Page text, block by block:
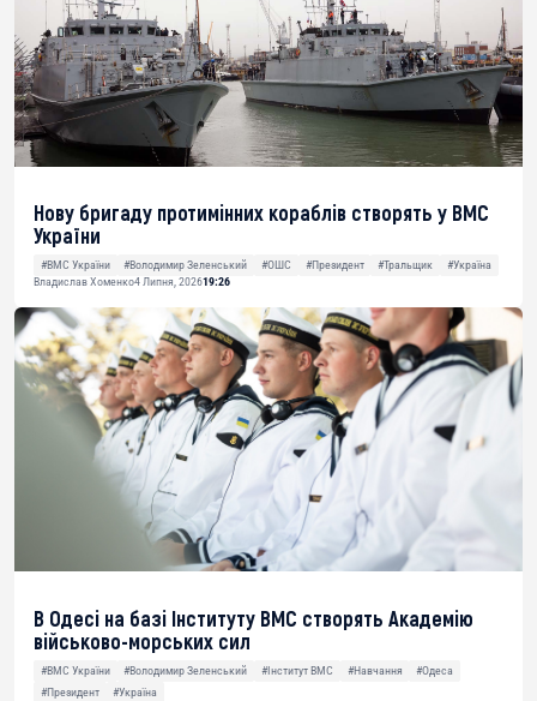
Нову бригаду протимінних кораблів створять у ВМС
України
#ВМС України #Володимир Зеленський #ОШС #Президент #Тральщик
#Україна
Владислав Хоменко4 Липня, 202619:26
В Одесі на базі Інституту ВМС створять Академію
військово-морських сил
#ВМС України #Володимир Зеленський #Інститут ВМС #Навчання
#Одеса
#Президент
#Україна